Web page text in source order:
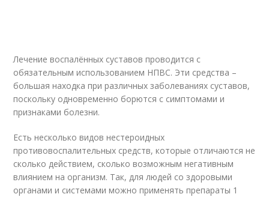
Лечение воспалённых суставов проводится с
обязательным использованием НПВС. Эти средства –
большая находка при различных заболеваниях суставов,
поскольку одновременно борются с симптомами и
признаками болезни.
Есть несколько видов нестероидных
противовоспалительных средств, которые отличаются не
сколько действием, сколько возможным негативным
влиянием на организм. Так, для людей со здоровыми
органами и системами можно применять препараты 1